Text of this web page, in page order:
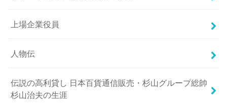
上場企業役員
人物伝
伝説の高利貸し 日本百貨通信販売・杉山グループ総帥
杉山治夫の生涯